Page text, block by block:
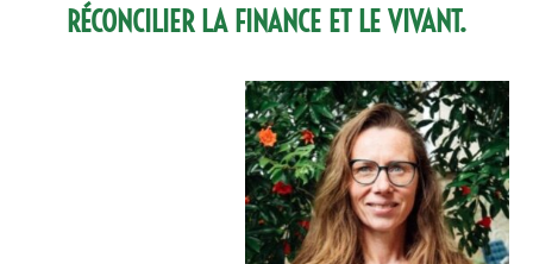
RÉCONCILIER LA FINANCE ET LE VIVANT.